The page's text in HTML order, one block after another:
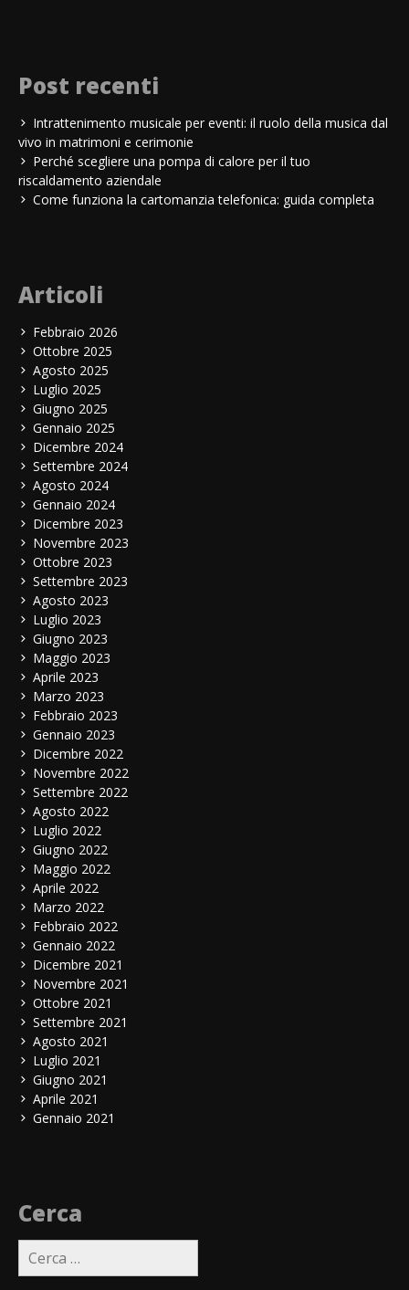
Post recenti
Intrattenimento musicale per eventi: il ruolo della musica dal
vivo in matrimoni e cerimonie
Perché scegliere una pompa di calore per il tuo
riscaldamento aziendale
Come funziona la cartomanzia telefonica: guida completa
Articoli
Febbraio 2026
Ottobre 2025
Agosto 2025
Luglio 2025
Giugno 2025
Gennaio 2025
Dicembre 2024
Settembre 2024
Agosto 2024
Gennaio 2024
Dicembre 2023
Novembre 2023
Ottobre 2023
Settembre 2023
Agosto 2023
Luglio 2023
Giugno 2023
Maggio 2023
Aprile 2023
Marzo 2023
Febbraio 2023
Gennaio 2023
Dicembre 2022
Novembre 2022
Settembre 2022
Agosto 2022
Luglio 2022
Giugno 2022
Maggio 2022
Aprile 2022
Marzo 2022
Febbraio 2022
Gennaio 2022
Dicembre 2021
Novembre 2021
Ottobre 2021
Settembre 2021
Agosto 2021
Luglio 2021
Giugno 2021
Aprile 2021
Gennaio 2021
Cerca
Ricerca
per: